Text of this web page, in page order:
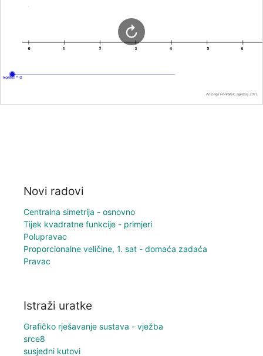
Novi radovi
Centralna simetrija - osnovno
Tijek kvadratne funkcije - primjeri
Polupravac
Proporcionalne veličine, 1. sat - domaća zadaća
Pravac
Istraži uratke
Grafičko rješavanje sustava - vježba
srce8
susjedni kutovi